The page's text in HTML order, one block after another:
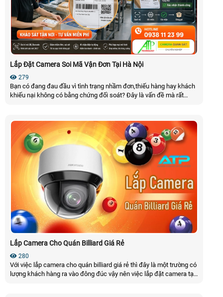
Lắp Đặt Camera Soi Mã Vận Đơn Tại Hà Nội
279
Bạn có đang đau đầu vì tình trạng nhầm đơn,thiếu hàng hay khách
khiếu nại không có bằng chứng đối soát? Đây là vấn đề mà rất
Nội ra đời để giải quyết triệt để những rủi ro này. Với khả năng ghi
lại toàn bộ quá trình đóng gói và hiển thị rõ mã vận đơn,hệ thống
giúp bạn kiểm soát từng đơn hàng một cách chính xác
Lắp Camera Cho Quán Billiard Giá Rẻ
280
Với việc lắp camera cho quán billiard giá rẻ thì đây là một trường có
lượng khách hàng ra vào đông đúc vậy nên việc lắp đặt camera tại